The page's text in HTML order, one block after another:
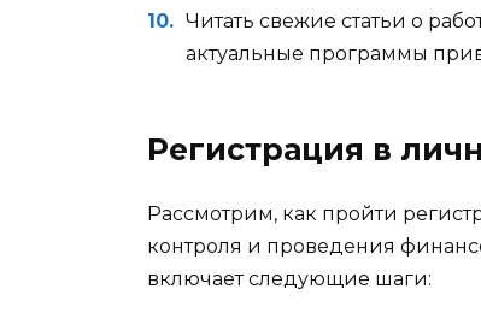
Читать свежие статьи о
актуальные программы
Регистрация в
Рассмотрим, как пройти
контроля и проведения
включает следующие шаги: